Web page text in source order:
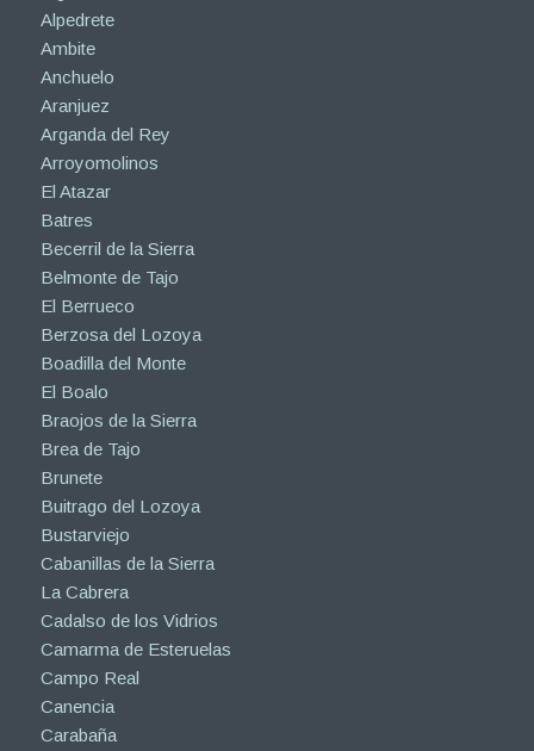
Alpedrete
Ambite
Anchuelo
Aranjuez
Arganda del Rey
Arroyomolinos
El Atazar
Batres
Becerril de la Sierra
Belmonte de Tajo
El Berrueco
Berzosa del Lozoya
Boadilla del Monte
El Boalo
Braojos de la Sierra
Brea de Tajo
Brunete
Buitrago del Lozoya
Bustarviejo
Cabanillas de la Sierra
La Cabrera
Cadalso de los Vidrios
Camarma de Esteruelas
Campo Real
Canencia
Carabaña